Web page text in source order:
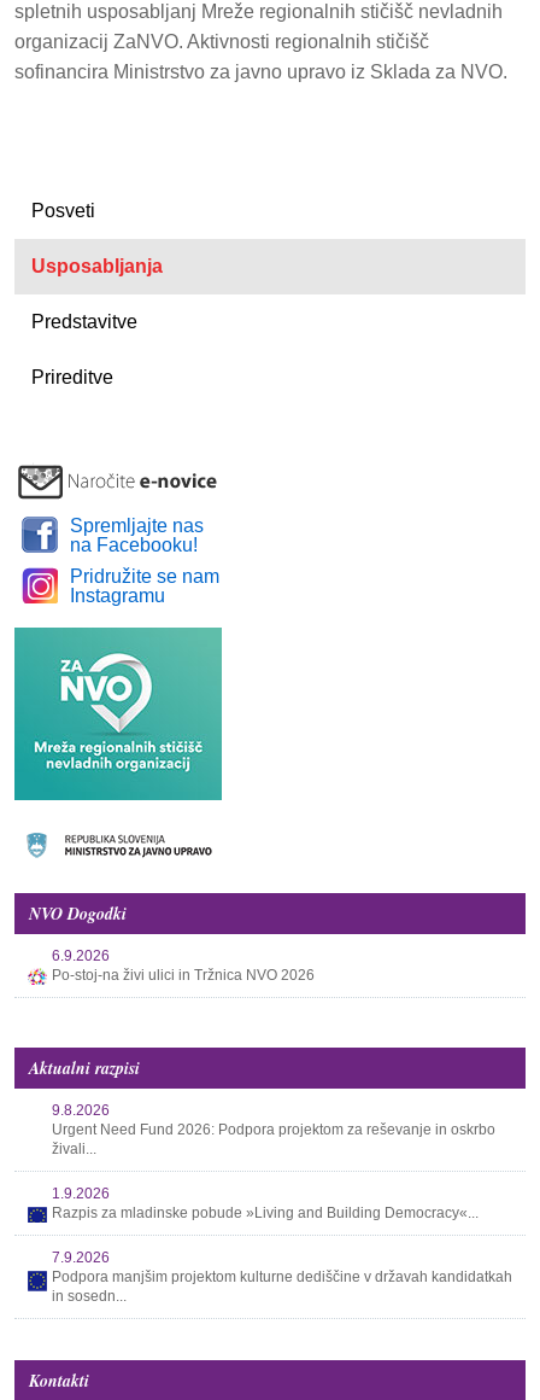
Posveti
Usposabljanja
Predstavitve
Prireditve
spletnih usposabljanj Mreže regionalnih stičišč nevladnih
organizacij ZaNVO. Aktivnosti regionalnih stičišč
sofinancira Ministrstvo za javno upravo iz Sklada za NVO.
Spremljajte nas
na Facebooku!
Pridružite se nam
Instagramu
NVO Dogodki
6.9.2026
Po-stoj-na živi ulici in Tržnica NVO 2026
Aktualni razpisi
9.8.2026
Urgent Need Fund 2026: Podpora projektom za reševanje in oskrbo
živali...
1.9.2026
Razpis za mladinske pobude »Living and Building Democracy«...
7.9.2026
Podpora manjšim projektom kulturne dediščine v državah kandidatkah
in sosedn...
Kontakti